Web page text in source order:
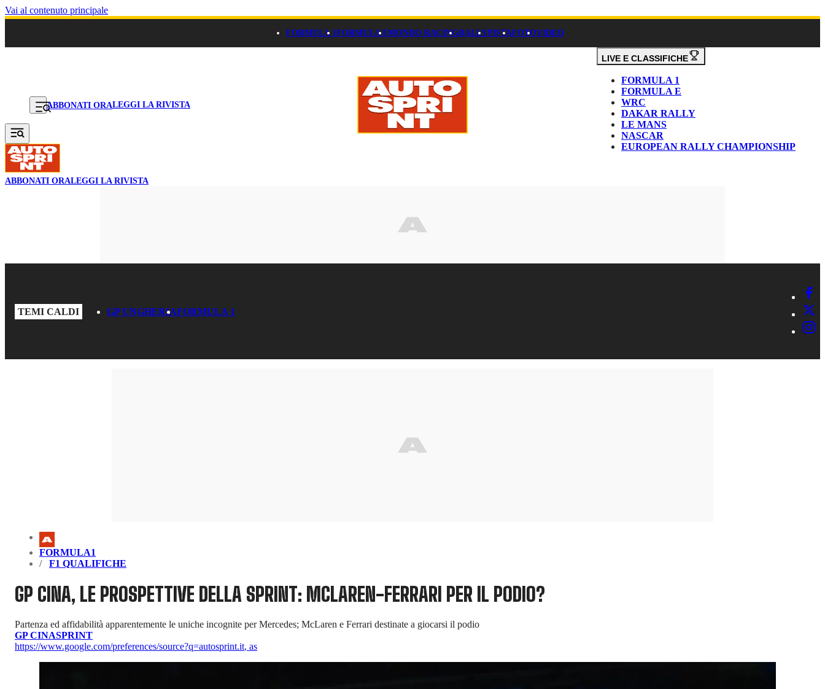
Vai al contenuto principale
FORMULA 1FORMULA EMONDO RACINGRALLYPISTAFOTOVIDEO
ABBONATI ORALEGGI LA RIVISTA
LIVE E CLASSIFICHE
FORMULA 1
FORMULA E
WRC
DAKAR RALLY
LE MANS
NASCAR
EUROPEAN RALLY CHAMPIONSHIP
ABBONATI ORALEGGI LA RIVISTA
TEMI CALDI GP UNGHERIAFORMULA 1
FORMULA1
F1 QUALIFICHE
GP CINA, LE PROSPETTIVE DELLA SPRINT: MCLAREN-FERRARI PER IL PODIO?
Partenza ed affidabilità apparentemente le uniche incognite per Mercedes; McLaren e Ferrari destinate a giocarsi il podio
GP CINASPRINT
https://www.google.com/preferences/source?q=autosprint.it, as